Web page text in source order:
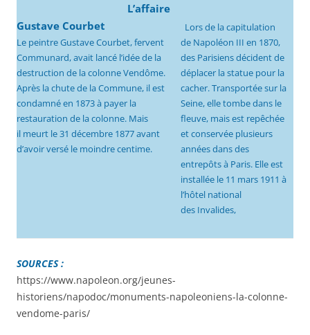
L’affaire
Gustave Courbet
Le peintre Gustave Courbet, fervent
Communard, avait lancé l’idée de la
destruction de la colonne Vendôme.
Après la chute de la Commune, il est
condamné en 1873 à payer la
restauration de la colonne. Mais
il meurt le 31 décembre 1877 avant
d’avoir versé le moindre centime.
Lors de la capitulation
de Napoléon III en 1870,
des Parisiens décident de
déplacer la statue pour la
cacher. Transportée sur la
Seine, elle tombe dans le
fleuve, mais est repêchée
et conservée plusieurs
années dans des
entrepôts à Paris. Elle est
installée le 11 mars 1911 à
l’hôtel national
des Invalides,
SOURCES :
https://www.napoleon.org/jeunes-
historiens/napodoc/monuments-napoleoniens-la-colonne-
vendome-paris/